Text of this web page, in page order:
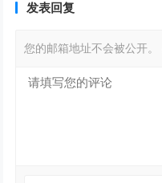
发表回复
您的邮箱地址不会被公开。